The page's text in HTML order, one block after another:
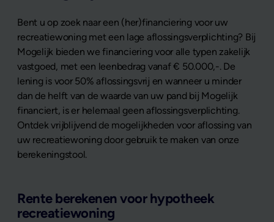
Bent u op zoek naar een (her)financiering voor uw
recreatiewoning met een lage aflossingsverplichting? Bij
Mogelijk bieden we financiering voor alle typen zakelijk
vastgoed, met een leenbedrag vanaf € 50.000,-. De
lening is voor 50% aflossingsvrij en wanneer u minder
dan de helft van de waarde van uw pand bij Mogelijk
financiert, is er helemaal geen aflossingsverplichting.
Ontdek vrijblijvend de mogelijkheden voor aflossing van
uw recreatiewoning door gebruik te maken van onze
berekeningstool.
Rente berekenen voor hypotheek
recreatiewoning